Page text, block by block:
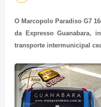
O Marcopolo Paradiso G7
da Expresso Guanabara,
transporte intermunicipal